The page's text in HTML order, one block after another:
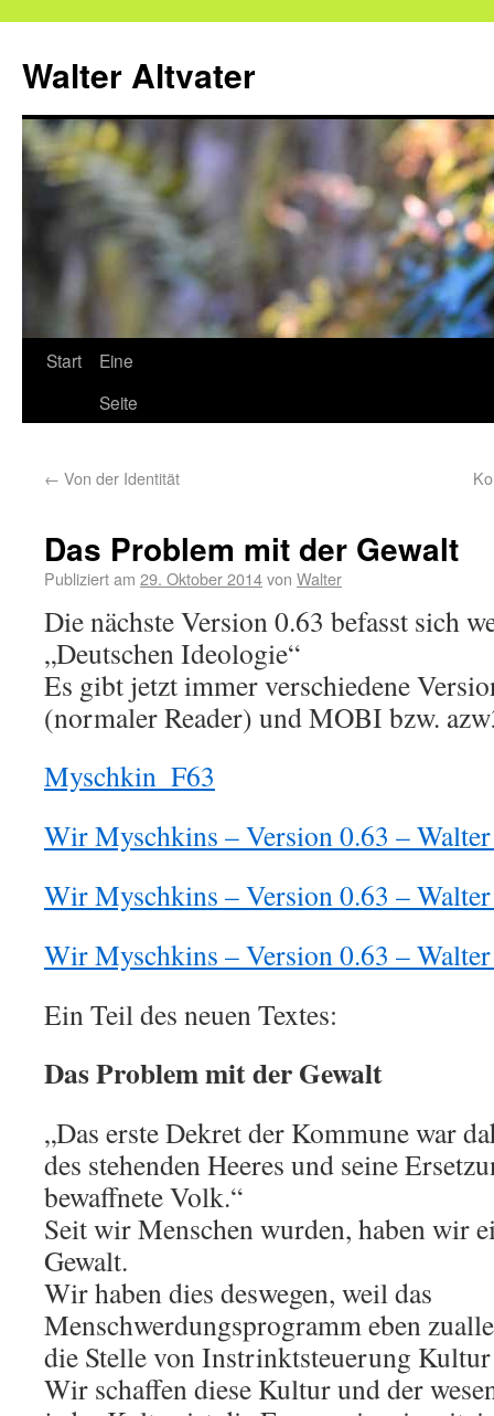
Walter Altvater
Start
Eine
Seite
← Von der Identität
Das Problem mit der Gewalt
Publiziert am 29. Oktober 2014von Walter
Die nächste Version 0.63 befasst sich
„Deutschen Ideologie“
Es gibt jetzt immer verschiedene
(normaler Reader) und MOBI bzw.
Myschkin_F63
Wir Myschkins – Version 0.63 –
Wir Myschkins – Version 0.63 –
Wir Myschkins – Version 0.63 –
Ein Teil des neuen Textes:
Das Problem mit der Gewalt
„Das erste Dekret der Kommune war
des stehenden Heeres und seine
bewaffnete Volk.“
Seit wir Menschen wurden, haben wir
Gewalt.
Wir haben dies deswegen, weil das
Menschwerdungsprogramm eben
die Stelle von Instrinktsteuerung
Wir schaffen diese Kultur und der